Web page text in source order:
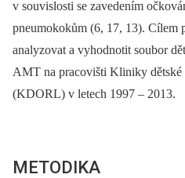
v souvislosti se zavedením
pneumokokům (6, 17, 13). Cílem
analyzovat a vyhodnotit soubor
AMT na pracovišti Kliniky
(KDORL) v letech 1997 –⁠ 2013.
METODIKA